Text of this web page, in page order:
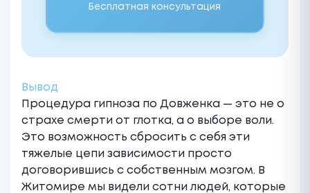
Бесплатная консультация
Вывод
Процедура гипноза по Довженка — это не о
страхе смерти от глотка, а о выборе воли.
Это возможность сбросить с себя эти
тяжелые цепи зависимости просто
договорившись с собственным мозгом. В
Житомире мы видели сотни людей, которые